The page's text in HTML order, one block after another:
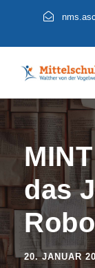
das
20. JANUAR